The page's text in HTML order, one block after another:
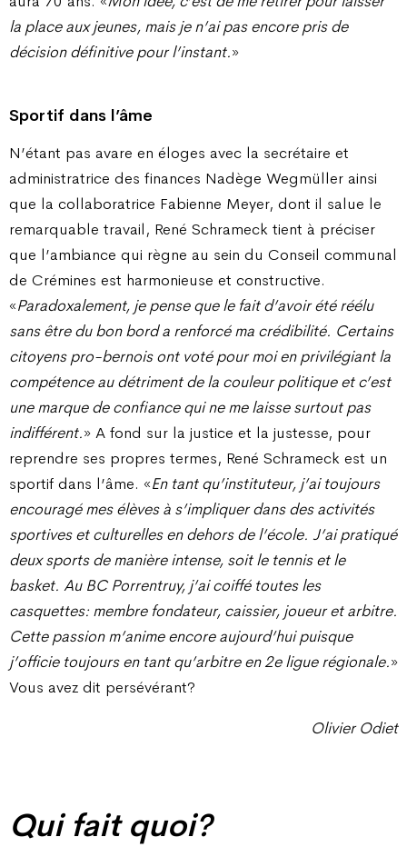
la place aux jeunes, mais je n’ai pas encore pris de
décision définitive pour l’instant.»
Sportif dans l’âme
N’étant pas avare en éloges avec la secrétaire et
administratrice des finances Nadège Wegmüller ainsi
que la collaboratrice Fabienne Meyer, dont il salue le
remarquable travail, René Schrameck tient à préciser
que l’ambiance qui règne au sein du Conseil communal
de Crémines est harmonieuse et constructive.
«Paradoxalement, je pense que le fait d’avoir été réélu
sans être du bon bord a renforcé ma crédibilité. Certains
citoyens pro-bernois ont voté pour moi en privilégiant la
compétence au détriment de la couleur politique et c’est
une marque de confiance qui ne me laisse surtout pas
indifférent.» A fond sur la justice et la justesse, pour
reprendre ses propres termes, René Schrameck est un
sportif dans l’âme. «En tant qu’instituteur, j’ai toujours
encouragé mes élèves à s’impliquer dans des activités
sportives et culturelles en dehors de l’école. J’ai pratiqué
deux sports de manière intense, soit le tennis et le
basket. Au BC Porrentruy, j’ai coiffé toutes les
casquettes: membre fondateur, caissier, joueur et arbitre.
Cette passion m’anime encore aujourd’hui puisque
j’officie toujours en tant qu’arbitre en 2e ligue régionale.»
Vous avez dit persévérant?
Olivier Odiet
Qui fait quoi?